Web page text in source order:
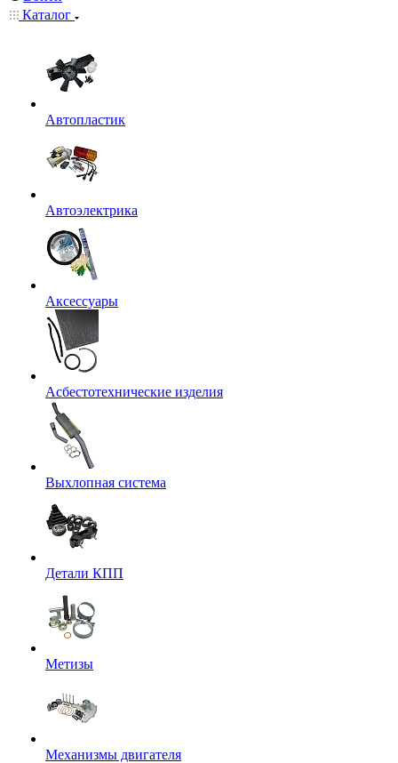
Каталог
Автопластик
Автоэлектрика
Аксессуары
Асбестотехнические изделия
Выхлопная система
Детали КПП
Метизы
Механизмы двигателя